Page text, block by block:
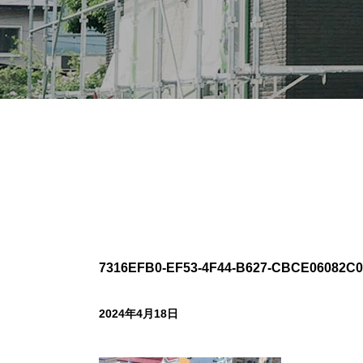
7316EFB0-EF53-4F44-B627-
2024年4月18日